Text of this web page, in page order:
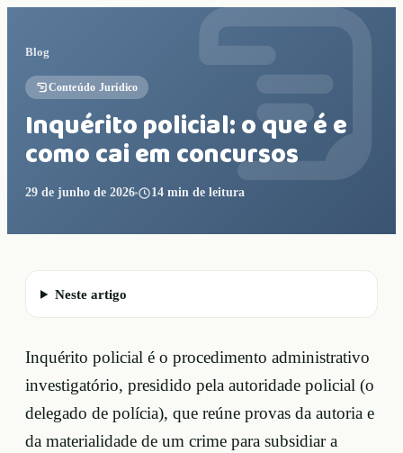
Blog
Conteúdo Jurídico
Inquérito policial: o que é e
como cai em concursos
29 de junho de 2026 14 min de leitura
Neste artigo
Inquérito policial é o procedimento administrativo
investigatório, presidido pela autoridade policial (o
delegado de polícia), que reúne provas da autoria e
da materialidade de um crime para subsidiar a